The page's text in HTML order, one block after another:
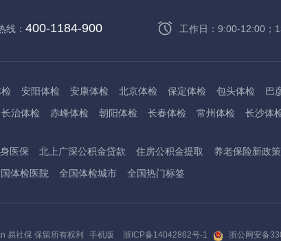
线： 400-1184-900 工作日：9:00-12:00；
安阳体检 安康体检 北京体检 保定体检 包头体检 巴
长治体检 赤峰体检 朝阳体检 长春体检 常州体检 长沙体
赣州体检 广州体检 桂林体检 贵港体检 广元体检 贵阳
湖州体检 合肥体检 淮南体检 淮北体检
晋城体检 晋中体检 锦州体检 吉林体检 齐齐哈尔体检 鸡
医保 北上广深公积金贷款 住房公积金提取 养老保险新政策
体检医院 全国体检城市 全国热门标签
易社保 保留所有权利 手机版 浙ICP备14042862号-1 浙公网安备